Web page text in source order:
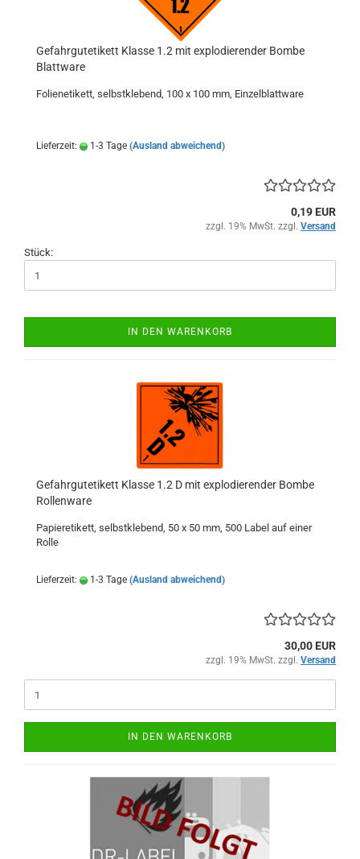
Gefahrgutetikett Klasse 1.2 mit explodierender Bombe
Blattware
Folienetikett, selbstklebend, 100 x 100 mm, Einzelblattware
Lieferzeit: 1-3 Tage (Ausland abweichend)
0,19 EUR
zzgl. 19% MwSt. zzgl. Versand
Stück:
IN DEN WARENKORB
Gefahrgutetikett Klasse 1.2 D mit explodierender Bombe
Rollenware
Papieretikett, selbstklebend, 50 x 50 mm, 500 Label auf einer
Rolle
Lieferzeit: 1-3 Tage (Ausland abweichend)
30,00 EUR
zzgl. 19% MwSt. zzgl. Versand
IN DEN WARENKORB